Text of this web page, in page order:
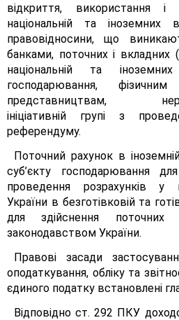
відкриття, використання
національній та іноземних
правовідносини, що
банками, поточних і вкладних
національній та
господарювання,
представництвам,
ініціативній групі з
референдуму.
Поточний рахунок в
суб’єкту господарювання
проведення розрахунків у
України в безготівковій та
для здійснення поточних
законодавством України.
Правові засади
оподаткування, обліку та
єдиного податку встановлені
Відповідно ст. 292 ПКУ